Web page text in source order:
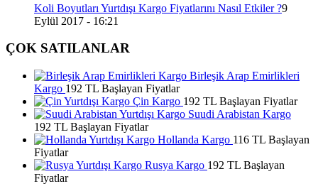
Koli Boyutları Yurtdışı Kargo Fiyatlarını Nasıl Etkiler ?9
Eylül 2017 - 16:21
ÇOK SATILANLAR
Birleşik Arap Emirlikleri
Kargo 192 TL Başlayan Fiyatlar
Çin Kargo 192 TL Başlayan Fiyatlar
Suudi Arabistan Kargo
192 TL Başlayan Fiyatlar
Hollanda Kargo 116 TL Başlayan
Fiyatlar
Rusya Kargo 192 TL Başlayan
Fiyatlar